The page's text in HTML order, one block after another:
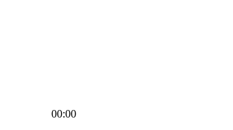
00:00